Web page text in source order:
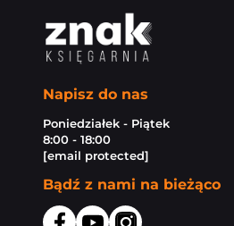
Napisz do nas
Poniedziałek - Piątek
8:00 - 18:00
[email protected]
Bądź z nami na bieżąco